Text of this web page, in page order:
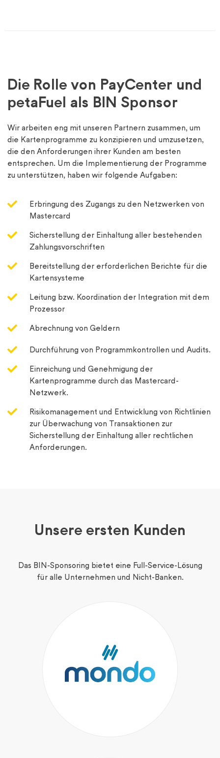
Die Rolle von PayCenter und
petaFuel als BIN Sponsor
Wir arbeiten eng mit unseren Partnern zusammen, um
die Kartenprogramme zu konzipieren und umzusetzen,
die den Anforderungen ihrer Kunden am besten
entsprechen. Um die Implementierung der Programme
zu unterstützen, haben wir folgende Aufgaben:
Erbringung des Zugangs zu den Netzwerken von
Mastercard
Sicherstellung der Einhaltung aller bestehenden
Zahlungsvorschriften
Bereitstellung der erforderlichen Berichte für die
Kartensysteme
Leitung bzw. Koordination der Integration mit dem
Prozessor
Abrechnung von Geldern
Durchführung von Programmkontrollen und Audits.
Einreichung und Genehmigung der
Kartenprogramme durch das Mastercard-
Netzwerk.
Risikomanagement und Entwicklung von Richtlinien
zur Überwachung von Transaktionen zur
Sicherstellung der Einhaltung aller rechtlichen
Anforderungen.
Unsere ersten Kunden
Das BIN-Sponsoring bietet eine Full-Service-Lösung
für alle Unternehmen und Nicht-Banken.